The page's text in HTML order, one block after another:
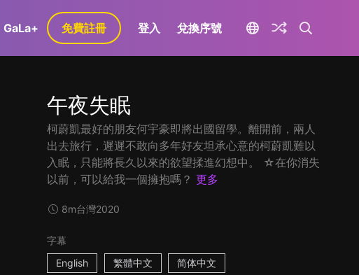
GaLa+ 免費註冊 登入 兌換序號
午夜失眠
柯蔚凱最好的朋友何宇豪即將出國留學。離開前，兩人
出去旅行，遲遲不敢向多年好友坦承心意的柯蔚凱難以
入眠，只能將長久以來的欲望揉進幻想中。 ☆在你消失
以前，可以給我一個擁抱嗎？ 更多
8m台灣2020
字幕
English
繁體中文 简体中文